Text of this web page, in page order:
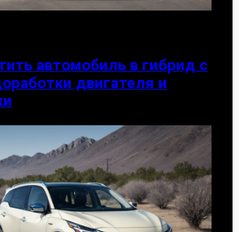
автомобиль в гибрид с
двигателя и